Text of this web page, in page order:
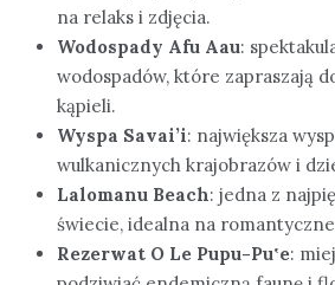
na relaks i zdjęcia.
Wodospady Afu Aau:
wodospadów, które zapraszają
kąpieli.
Wyspa Savai’i: największa
wulkanicznych krajobrazów i
Lalomanu Beach: jedna z
świecie, idealna na
Rezerwat O Le Pupu-Puʽe: